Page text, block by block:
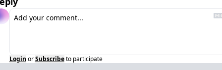
Login or Subscribe to participate